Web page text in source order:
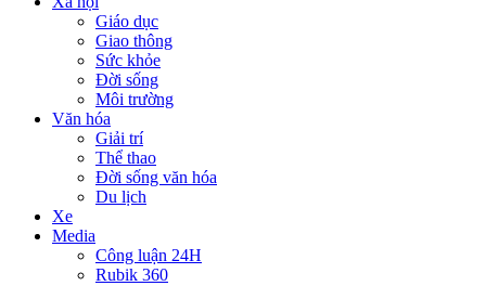
Giáo dục
Giao thông
Sức khỏe
Đời sống
Môi trường
Văn hóa
Giải trí
Thể thao
Đời sống văn hóa
Du lịch
Xe
Media
Công luận 24H
Rubik 360